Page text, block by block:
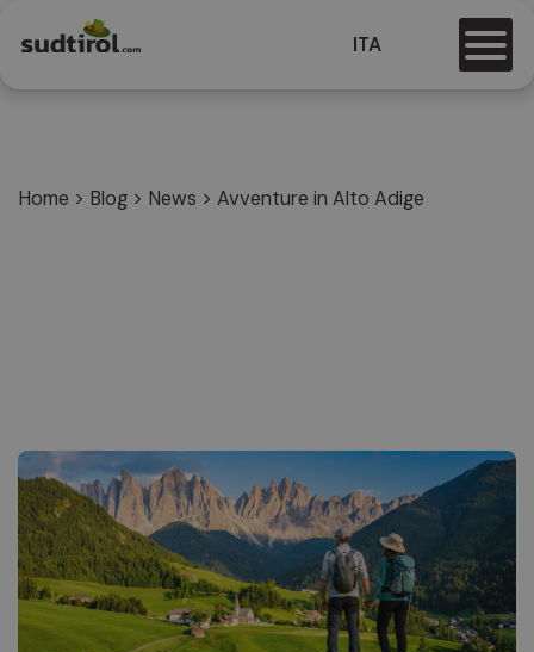
ITA
Home > Blog > News > Avventure in Alto Adige